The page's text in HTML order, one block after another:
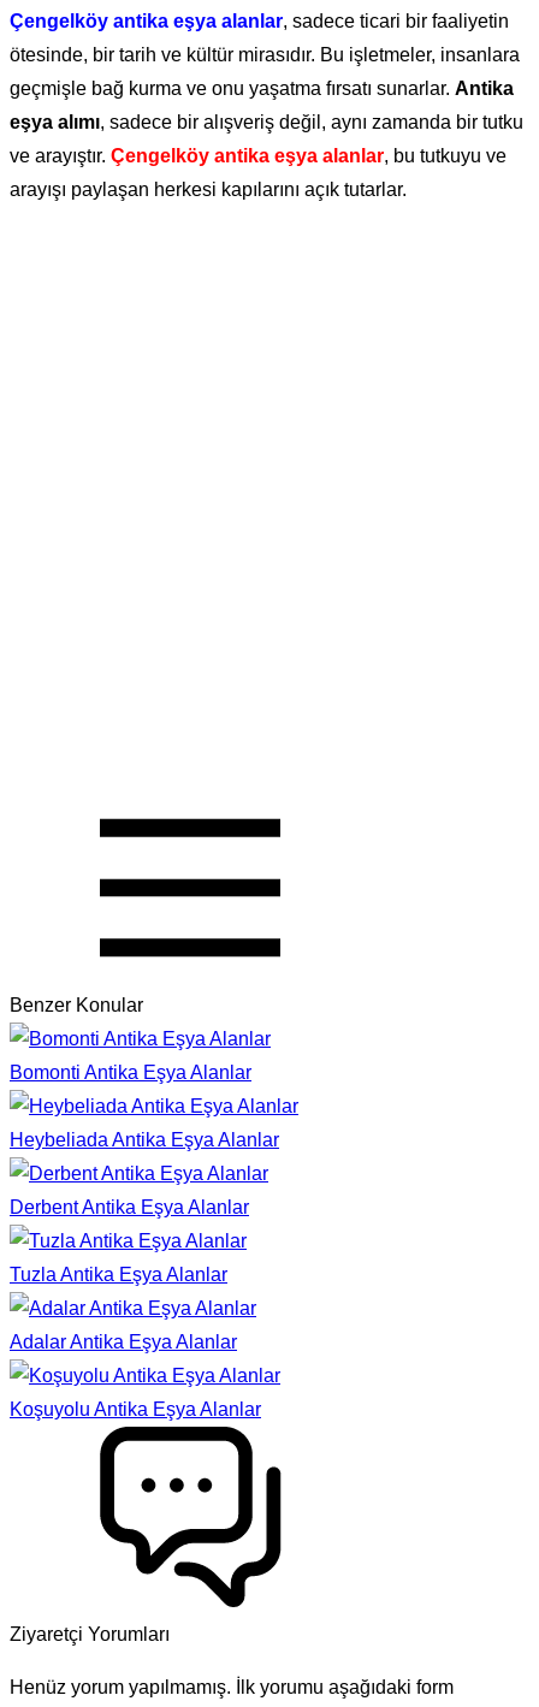
Çengelköy antika eşya alanlar, sadece ticari bir faaliyetin
ötesinde, bir tarih ve kültür mirasıdır. Bu işletmeler, insanlara
geçmişle bağ kurma ve onu yaşatma fırsatı sunarlar. Antika
eşya alımı, sadece bir alışveriş değil, aynı zamanda bir tutku
ve arayıştır. Çengelköy antika eşya alanlar, bu tutkuyu ve
arayışı paylaşan herkesi kapılarını açık tutarlar.
Benzer Konular
Bomonti Antika Eşya Alanlar
Heybeliada Antika Eşya Alanlar
Derbent Antika Eşya Alanlar
Tuzla Antika Eşya Alanlar
Adalar Antika Eşya Alanlar
Koşuyolu Antika Eşya Alanlar
Ziyaretçi Yorumları
Henüz yorum yapılmamış. İlk yorumu aşağıdaki form